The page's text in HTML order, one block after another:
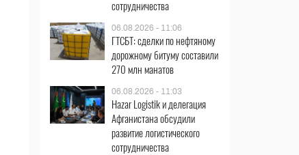
сотрудничества
06.08.2026 - 11:06
ГТСБТ: сделки по нефтяному
дорожному битуму составили
270 млн манатов
06.08.2026 - 11:03
Hazar Logistik и делегация
Афганистана обсудили
развитие логистического
сотрудничества